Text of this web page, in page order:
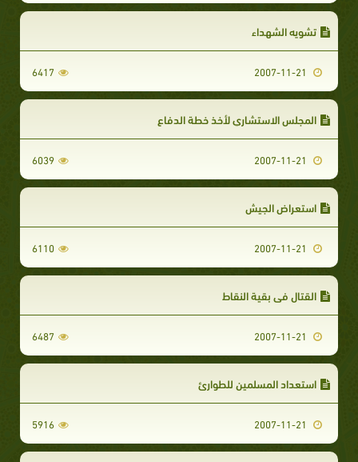
تشويه الشهداء‏‏
6417
المجلس الاستشاري لأخذ خطة الدفاع‏
6039
استعراض الجيش‏‏
6110
القتال في بقية النقاط‏‏
6487
استعداد المسلمين للطوارئ‏‏
5916